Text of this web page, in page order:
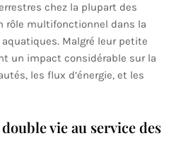
chez la plupart des
rôle multifonctionnel dans la
Malgré leur petite
un impact considérable sur la
les flux d’énergie, et les
vie au service des